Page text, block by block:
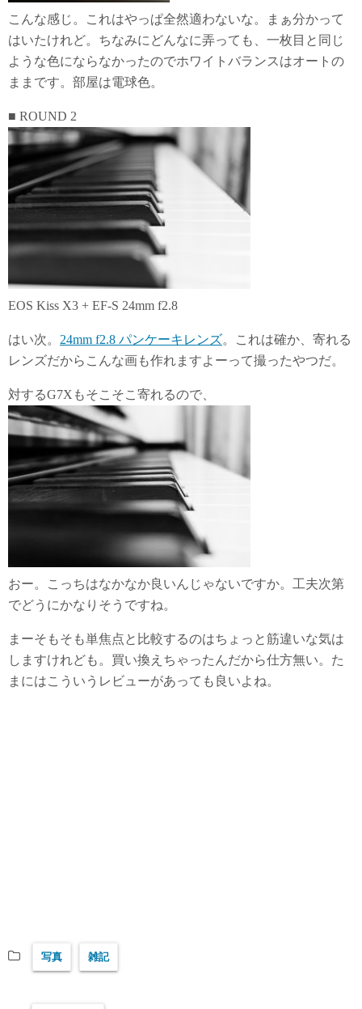
こんな感じ。これはやっぱ全然適わないな。まぁ分かって
はいたけれど。ちなみにどんなに弄っても、一枚目と同じ
ような色にならなかったのでホワイトバランスはオートの
ままです。部屋は電球色。
■ ROUND 2
EOS Kiss X3 + EF-S 24mm f2.8
はい次。 24mm f2.8 パンケーキレンズ。これは確か、寄れる
レンズだからこんな画も作れますよーって撮ったやつだ。
対するG7Xもそこそこ寄れるので、
おー。こっちはなかなか良いんじゃないですか。工夫次第
でどうにかなりそうですね。
まーそもそも単焦点と比較するのはちょっと筋違いな気は
しますけれども。買い換えちゃったんだから仕方無い。た
まにはこういうレビューがあっても良いよね。
写真 雑記